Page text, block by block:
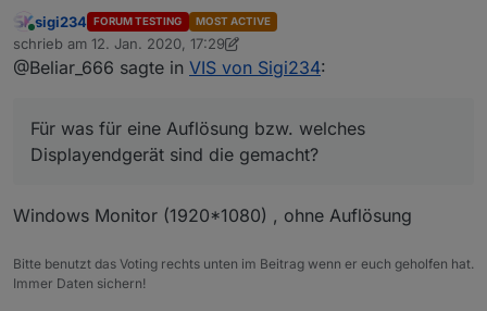
VIEW_Alexa_Multiroom_sigi234.txt
ich inderessant.... Für was für eine
Auflösung bzw. welches
Displayendgerät sind die gemacht?
Online
sigi234 FORUM TESTING MOST ACTIVE
schrieb am 12. Jan. 2020, 17:29
zuletzt editiert von sigi2341. Dez. 2020, 18:31
@Beliar_666 sagte in VIS von Sigi234:
Für was für eine Auflösung bzw. welches
Displayendgerät sind die gemacht?
Windows Monitor (1920*1080) , ohne Auflösung
Bitte benutzt das Voting rechts unten im Beitrag wenn er euch geholfen hat.
Immer Daten sichern!